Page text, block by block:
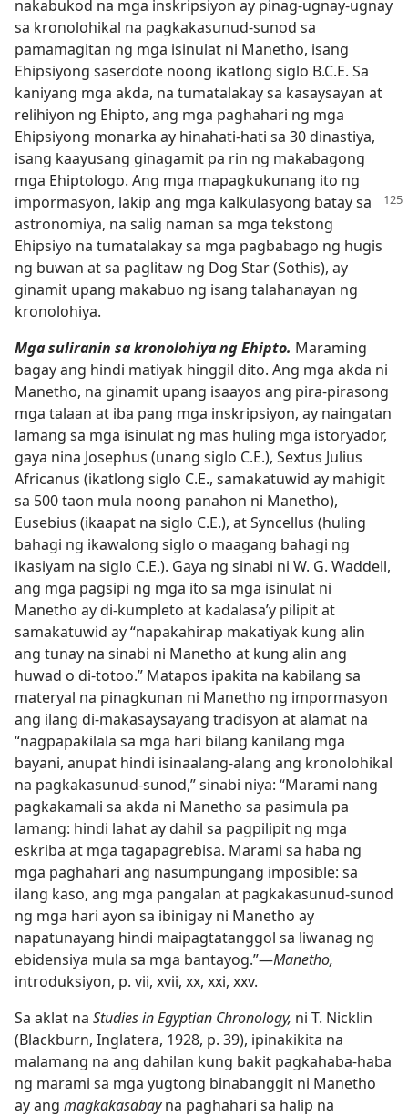
nakabukod na mga inskripsiyon ay pinag-ugnay-ugnay
sa kronolohikal na pagkakasunud-sunod sa
pamamagitan ng mga isinulat ni Manetho, isang
Ehipsiyong saserdote noong ikatlong siglo B.C.E. Sa
kaniyang mga akda, na tumatalakay sa kasaysayan at
relihiyon ng Ehipto, ang mga paghahari ng mga
Ehipsiyong monarka ay hinahati-hati sa 30 dinastiya,
isang kaayusang ginagamit pa rin ng makabagong
mga Ehiptologo. Ang mga mapagkukunang ito ng
impormasyon, lakip ang mga kalkulasyong batay sa
astronomiya, na salig naman sa mga tekstong
Ehipsiyo na tumatalakay sa mga pagbabago ng hugis
ng buwan at sa paglitaw ng Dog Star (Sothis), ay
ginamit upang makabuo ng isang talahanayan ng
kronolohiya.
Mga suliranin sa kronolohiya ng Ehipto. Maraming
bagay ang hindi matiyak hinggil dito. Ang mga akda ni
Manetho, na ginamit upang isaayos ang pira-pirasong
mga talaan at iba pang mga inskripsiyon, ay naingatan
lamang sa mga isinulat ng mas huling mga istoryador,
gaya nina Josephus (unang siglo C.E.), Sextus Julius
Africanus (ikatlong siglo C.E., samakatuwid ay mahigit
sa 500 taon mula noong panahon ni Manetho),
Eusebius (ikaapat na siglo C.E.), at Syncellus (huling
bahagi ng ikawalong siglo o maagang bahagi ng
ikasiyam na siglo C.E.). Gaya ng sinabi ni W. G. Waddell,
ang mga pagsipi ng mga ito sa mga isinulat ni
Manetho ay di-kumpleto at kadalasa’y pilipit at
samakatuwid ay “napakahirap makatiyak kung alin
ang tunay na sinabi ni Manetho at kung alin ang
huwad o di-totoo.” Matapos ipakita na kabilang sa
materyal na pinagkunan ni Manetho ng impormasyon
ang ilang di-makasaysayang tradisyon at alamat na
“nagpapakilala sa mga hari bilang kanilang mga
bayani, anupat hindi isinaalang-alang ang kronolohikal
na pagkakasunud-sunod,” sinabi niya: “Marami nang
pagkakamali sa akda ni Manetho sa pasimula pa
lamang: hindi lahat ay dahil sa pagpilipit ng mga
eskriba at mga tagapagrebisa. Marami sa haba ng
mga paghahari ang nasumpungang imposible: sa
ilang kaso, ang mga pangalan at pagkakasunud-sunod
ng mga hari ayon sa ibinigay ni Manetho ay
napatunayang hindi maipagtatanggol sa liwanag ng
ebidensiya mula sa mga bantayog.”​—Manetho,
introduksiyon, p. vii, xvii, xx, xxi, xxv.
Sa aklat na Studies in Egyptian Chronology, ni T. Nicklin
(Blackburn, Inglatera, 1928, p. 39), ipinakikita na
malamang na ang dahilan kung bakit pagkahaba-haba
ng marami sa mga yugtong binabanggit ni Manetho
ay ang magkakasabayna paghahari sa halip na